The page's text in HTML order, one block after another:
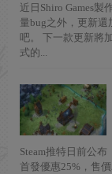
近日Shiro Games
量bug之外，更新
吧。 下一款更新將
式的...
Steam推特日前公布
首發優惠25%，售